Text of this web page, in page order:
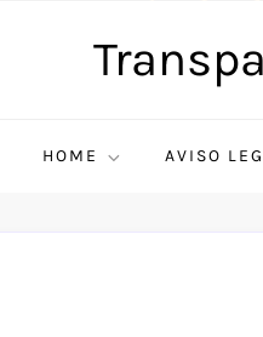
HOME AVISO